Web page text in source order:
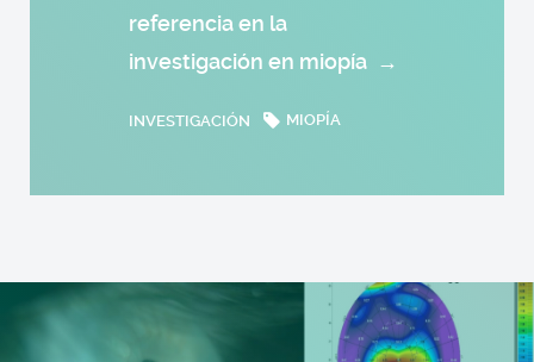
referencia en la
investigación en miopía →
INVESTIGACIÓN MIOPÍA